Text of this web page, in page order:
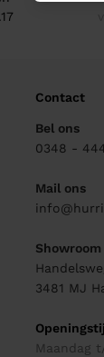
Contact
Bel ons
0348 -
Mail ons
Showroom
3481 MJ
Maandag